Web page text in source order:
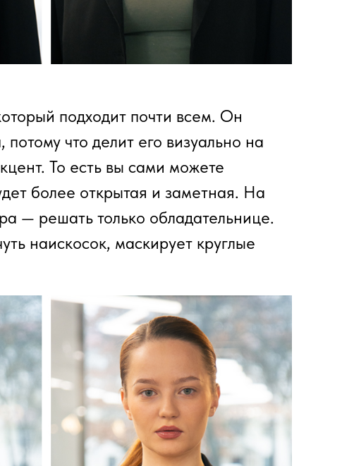
подходит почти всем. Он
что делит его визуально на
То есть вы сами можете
более открытая и заметная. На
— решать только обладательнице.
наискосок, маскирует круглые